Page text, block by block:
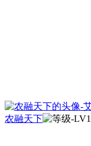
农融天下